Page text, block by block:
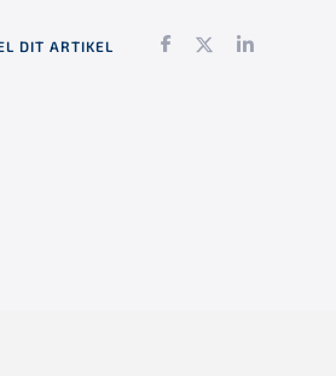
DIT ARTIKEL Facebook
TwitterLinkedIn